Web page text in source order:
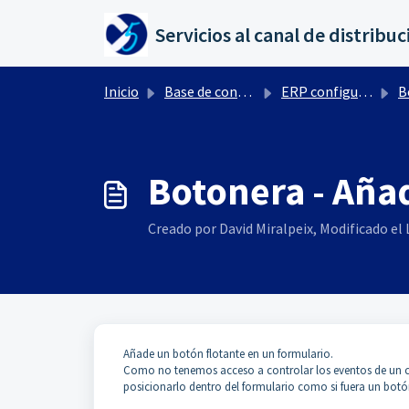
Inicio Base de conocimientos ERP configuración por Ctrl+ F10
Botonera -
Creado por David Miralpeix, Modificado el
Añade un botón flotante en un formulario.
Como no tenemos acceso a controlar los eventos de
posicionarlo dentro del formulario como si fuera un